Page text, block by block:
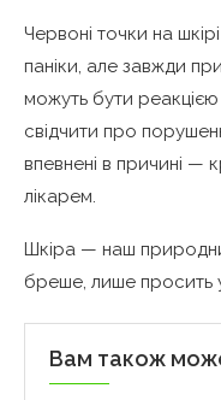
Червоні точки на
паніки, але завжди
можуть бути
свідчити про
впевнені в причині —
лікарем.
Шкіра — наш
бреше, лише просить
Вам також